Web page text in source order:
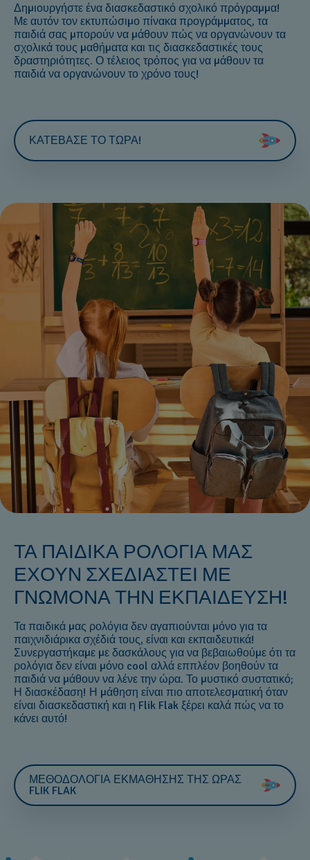
Δημιουργήστε ένα διασκεδαστικό σχολικό πρόγραμμα!
Με αυτόν τον εκτυπώσιμο πίνακα προγράμματος, τα
παιδιά σας μπορούν να μάθουν πώς να οργανώνουν τα
σχολικά τους μαθήματα και τις διασκεδαστικές τους
δραστηριότητες. Ο τέλειος τρόπος για να μάθουν τα
παιδιά να οργανώνουν το χρόνο τους!
ΚΑΤΕΒΑΣΕ ΤΟ ΤΩΡΑ!
ΤΑ ΠΑΙΔΙΚΑ ΡΟΛΟΓΙΑ ΜΑΣ
ΕΧΟΥΝ ΣΧΕΔΙΑΣΤΕΙ ΜΕ
ΓΝΩΜΟΝΑ ΤΗΝ ΕΚΠΑΙΔΕΥΣΗ!
Τα παιδικά μας ρολόγια δεν αγαπιούνται μόνο για τα
παιχνιδιάρικα σχέδιά τους, είναι και εκπαιδευτικά!
Συνεργαστήκαμε με δασκάλους για να βεβαιωθούμε ότι τα
ρολόγια δεν είναι μόνο cool αλλά εππλέον βοηθούν τα
παιδιά να μάθουν να λένε την ώρα. Το μυστικό συστατικό;
Η διασκέδαση! Η μάθηση είναι πιο αποτελεσματική όταν
είναι διασκεδαστική και η Flik Flak ξέρει καλά πώς να το
κάνει αυτό!
ΜΕΘΟΔΟΛΟΓΙΑ ΕΚΜΑΘΗΣΗΣ ΤΗΣ ΩΡΑΣ
FLIK FLAK